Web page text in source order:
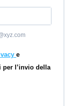
e
per l’invio della